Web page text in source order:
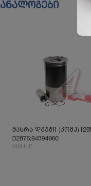
ანალოგები
მასრა დგუში
D2876;94394960
MAHLE